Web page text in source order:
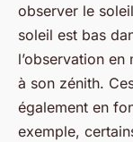
observer le
soleil est bas
l’observation
à son zénith.
également en
exemple,